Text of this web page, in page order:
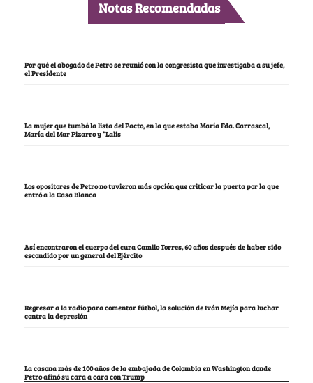
Notas Recomendadas
Por qué el abogado de Petro se reunió con la congresista que investigaba a su jefe,
el Presidente
La mujer que tumbó la lista del Pacto, en la que estaba María Fda. Carrascal,
María del Mar Pizarro y “Lalis
Los opositores de Petro no tuvieron más opción que criticar la puerta por la que
entró a la Casa Blanca
Así encontraron el cuerpo del cura Camilo Torres, 60 años después de haber sido
escondido por un general del Ejército
Regresar a la radio para comentar fútbol, la solución de Iván Mejía para luchar
contra la depresión
La casona más de 100 años de la embajada de Colombia en Washington donde
Petro afinó su cara a cara con Trump